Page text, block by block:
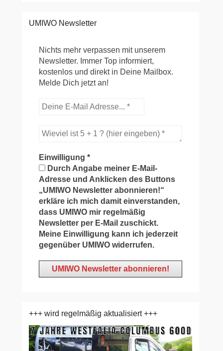
UMIWO Newsletter
Nichts mehr verpassen mit unserem
Newsletter. Immer Top informiert,
kostenlos und direkt in Deine Mailbox.
Melde Dich jetzt an!
Einwilligung*
Durch Angabe meiner E-Mail-
Adresse und Anklicken des Buttons
„UMIWO Newsletter abonnieren!“
erkläre ich mich damit einverstanden,
dass UMIWO mir regelmäßig
Newsletter per E-Mail zuschickt.
Meine Einwilligung kann ich jederzeit
gegenüber UMIWO widerrufen.
+++ wird regelmäßig aktualisiert +++